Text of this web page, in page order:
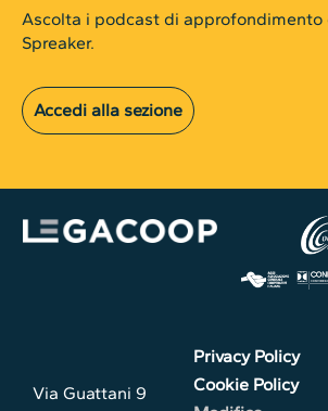
Ascolta i podcast di approfondimento
Spreaker.
Accedi alla sezione
Via Guattani 9
Privacy Policy
Cookie Policy